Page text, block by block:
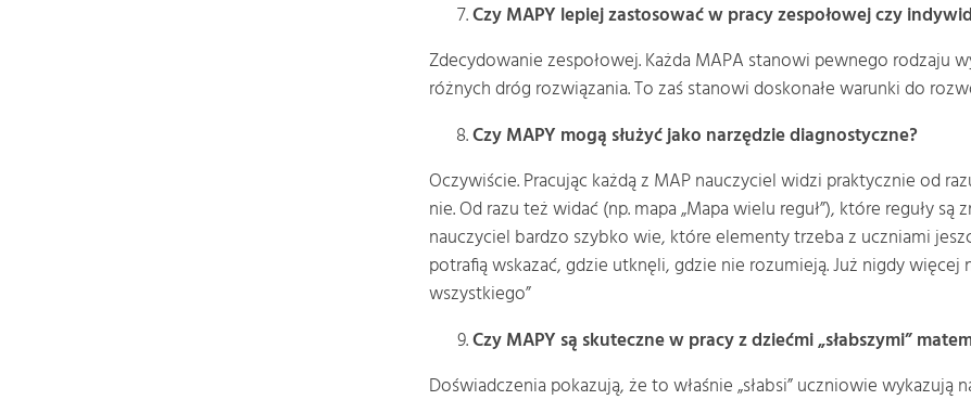
Czy MAPY lepiej zastosować w pracy zespołowej czy
Zdecydowanie zespołowej. Każda MAPA stanowi pewnego rodzaju
różnych dróg rozwiązania. To zaś stanowi doskonałe warunki do
Czy MAPY mogą służyć jako narzędzie diagnostyczne?
Oczywiście. Pracując każdą z MAP nauczyciel widzi praktycznie od
nie. Od razu też widać (np. mapa „Mapa wielu reguł”), które reguły
nauczyciel bardzo szybko wie, które elementy trzeba z uczniami
potrafią wskazać, gdzie utknęli, gdzie nie rozumieją. Już nigdy
wszystkiego”
Czy MAPY są skuteczne w pracy z dziećmi „słabszymi”
Doświadczenia pokazują, że to właśnie „słabsi” uczniowie